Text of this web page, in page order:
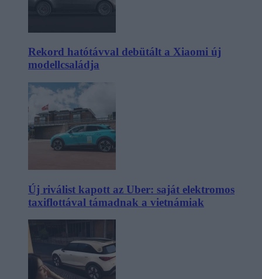
Rekord hatótávval debütált a Xiaomi új
modellcsaládja
Új riválist kapott az Uber: saját elektromos
taxiflottával támadnak a vietnámiak